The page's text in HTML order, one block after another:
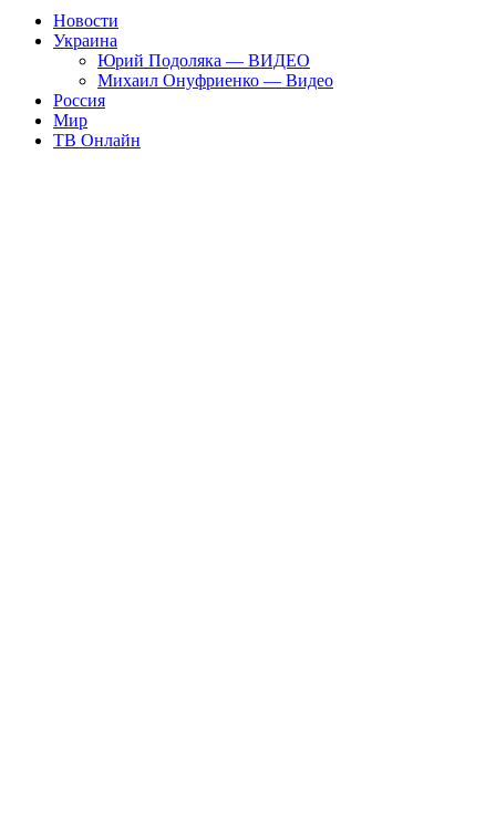
Новости
Украина
Юрий Подоляка — ВИДЕО
Михаил Онуфриенко — Видео
Россия
Мир
ТВ Онлайн